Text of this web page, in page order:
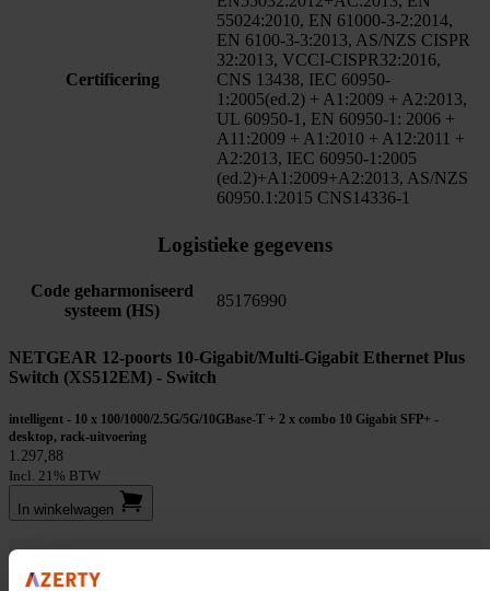
Certificering
55024:2010, EN 61000-3-2:2014,
EN 6100-3-3:2013, AS/NZS CISPR
32:2013, VCCI-CISPR32:2016,
CNS 13438, IEC 60950-
1:2005(ed.2) + A1:2009 + A2:2013,
UL 60950-1, EN 60950-1: 2006 +
A11:2009 + A1:2010 + A12:2011 +
A2:2013, IEC 60950-1:2005
(ed.2)+A1:2009+A2:2013, AS/NZS
60950.1:2015 CNS14336-1
Logistieke gegevens
Code geharmoniseerd
systeem (HS)
85176990
NETGEAR 12-poorts 10-Gigabit/Multi-Gigabit Ethernet Plus
Switch (XS512EM) - Switch
intelligent - 10 x 100/1000/2.5G/5G/10GBase-T + 2 x combo 10 Gigabit SFP+ -
desktop, rack-uitvoering
1.297,88
Incl. 21% BTW
In winkel­wagen